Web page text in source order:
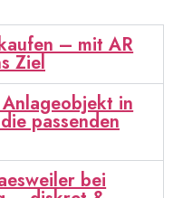
– mit AR
Ziel
in
passenden
bei